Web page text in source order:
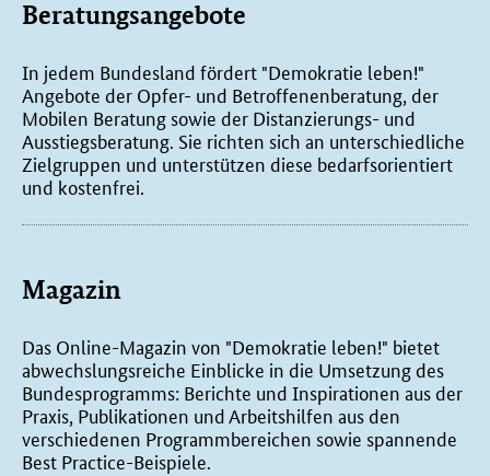
Beratungsangebote
In jedem Bundesland fördert "Demokratie leben!"
Angebote der Opfer- und Betroffenenberatung, der
Mobilen Beratung sowie der Distanzierungs- und
Ausstiegsberatung. Sie richten sich an unterschiedliche
Zielgruppen und unterstützen diese bedarfsorientiert
und kostenfrei.
Magazin
Das Online-Magazin von "Demokratie leben!" bietet
abwechslungsreiche Einblicke in die Umsetzung des
Bundesprogramms: Berichte und Inspirationen aus der
Praxis, Publikationen und Arbeitshilfen aus den
verschiedenen Programmbereichen sowie spannende
Best Practice-Beispiele.